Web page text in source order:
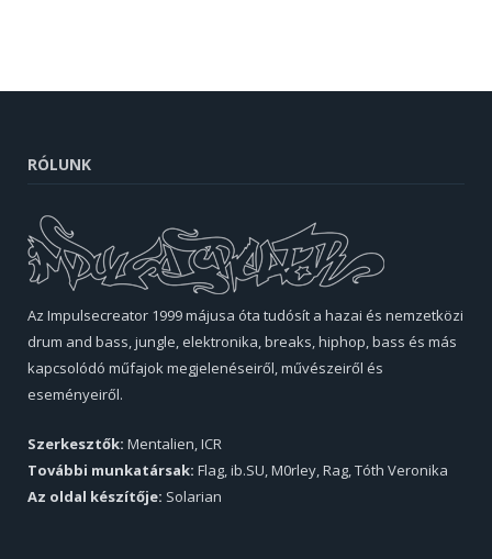
RÓLUNK
Az Impulsecreator 1999 májusa óta tudósít a hazai és nemzetközi
drum and bass, jungle, elektronika, breaks, hiphop, bass és más
kapcsolódó műfajok megjelenéseiről, művészeiről és
eseményeiről.
Szerkesztők: Mentalien, ICR
További munkatársak: Flag, ib.SU, M0rley, Rag, Tóth Veronika
Az oldal készítője: Solarian